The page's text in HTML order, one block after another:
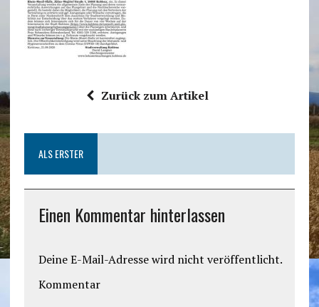
Zurück zum Artikel
ALS ERSTER
Einen Kommentar hinterlassen
Deine E-Mail-Adresse wird nicht veröffentlicht.
Kommentar